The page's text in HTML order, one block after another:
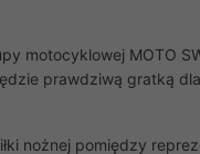
motocyklowej MOTO
prawdziwą gratką
nożnej pomiędzy